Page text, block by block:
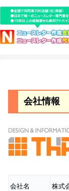
会社情報
会社名 株式